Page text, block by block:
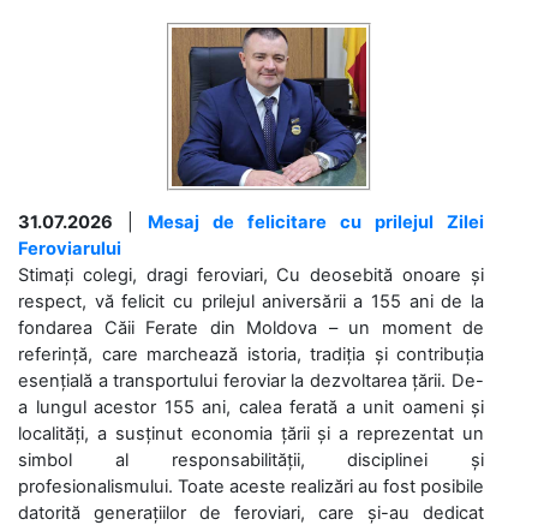
31.07.2026
Mesaj de felicitare cu prilejul Zilei
Feroviarului
Stimați colegi, dragi feroviari, Cu deosebită onoare și
respect, vă felicit cu prilejul aniversării a 155 ani de la
fondarea Căii Ferate din Moldova – un moment de
referință, care marchează istoria, tradiția și contribuția
esențială a transportului feroviar la dezvoltarea țării. De-
a lungul acestor 155 ani, calea ferată a unit oameni și
localități, a susținut economia țării și a reprezentat un
simbol al responsabilității, disciplinei și
profesionalismului. Toate aceste realizări au fost posibile
datorită generațiilor de feroviari, care și-au dedicat